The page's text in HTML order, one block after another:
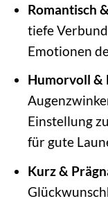
Romantisch
tiefe
Emotionen
Humorvoll &
Einstellung
für gute
Kurz &